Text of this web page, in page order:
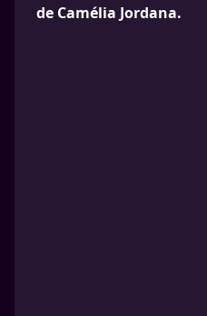
de Camélia Jordana.